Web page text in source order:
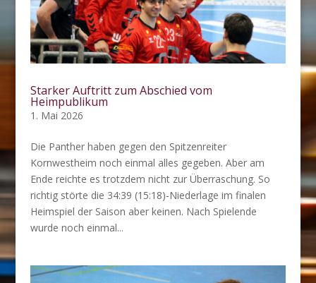
Starker Auftritt zum Abschied vom
Heimpublikum
1. Mai 2026
Die Panther haben gegen den Spitzenreiter
Kornwestheim noch einmal alles gegeben. Aber am
Ende reichte es trotzdem nicht zur Überraschung. So
richtig störte die 34:39 (15:18)-Niederlage im finalen
Heimspiel der Saison aber keinen. Nach Spielende
wurde noch einmal...